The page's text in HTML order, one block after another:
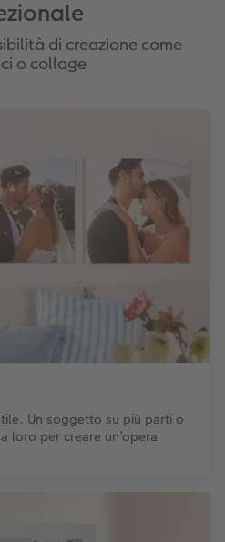
di creazione come
o collage
Un soggetto su più parti o
loro per creare un’opera